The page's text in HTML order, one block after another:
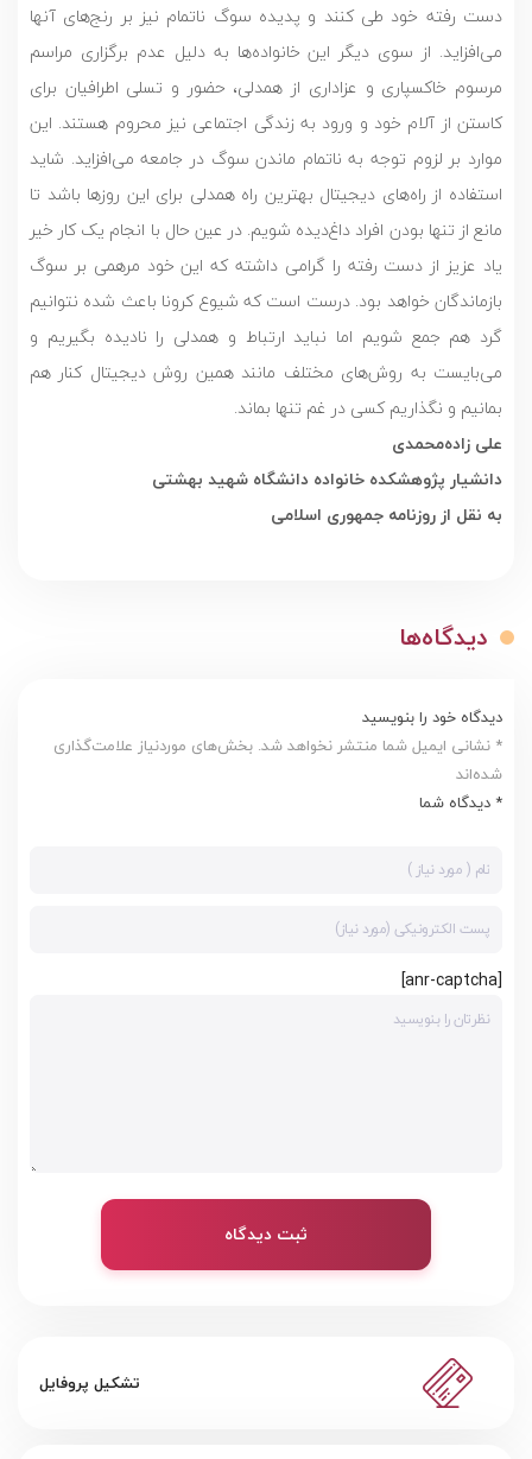
دست رفته خود طی کنند و پدیده سوگ ناتمام نیز بر رنج‌های آنها
می‌افزاید. از سوی دیگر این خانواده‌ها به دلیل عدم برگزاری مراسم
مرسوم خاکسپاری و عزاداری از همدلی، حضور و تسلی اطرافیان برای
کاستن از آلام خود و ورود به زندگی اجتماعی نیز محروم هستند. این
موارد بر لزوم توجه به ناتمام ماندن سوگ در جامعه می‌افزاید. شاید
استفاده از راه‌های دیجیتال بهترین راه همدلی برای این روزها باشد تا
مانع از تنها بودن افراد داغ‌دیده شویم. در عین حال با انجام یک کار خیر
یاد عزیز از دست رفته را گرامی داشته که این خود مرهمی بر سوگ
بازماندگان خواهد بود. درست است که شیوع کرونا باعث شده نتوانیم
گرد هم جمع شویم اما نباید ارتباط و همدلی را نادیده بگیریم و
می‌بایست به روش‌های مختلف مانند همین روش دیجیتال کنار هم
بمانیم و نگذاریم کسی در غم تنها بماند.
علی زاده‌محمدی
دانشیار پژوهشکده خانواده دانشگاه شهید بهشتی
به نقل از روزنامه جمهوری اسلامی
دیدگاه‌ها
دیدگاه خود را بنویسید
* نشانی ایمیل شما منتشر نخواهد شد. بخش‌های موردنیاز علامت‌گذاری
شده‌اند
* دیدگاه شما
[anr-captcha]
ثبت دیدگاه
تشکیل پروفایل